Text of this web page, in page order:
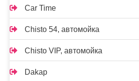
Car Time
Chisto 54, автомойка
Chisto VIP, автомойка
Dakap